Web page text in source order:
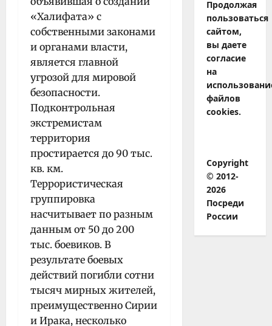
«Халифата» с
собственными законами
и органами власти,
является главной
угрозой для мировой
безопасности.
Подконтрольная
экстремистам
территория
простирается до 90 тыс.
кв. км.
Террористическая
группировка
насчитывает по разным
данным от 50 до 200
тыс. боевиков. В
результате боевых
действий погибли сотни
тысяч мирных жителей,
преимущественно Сирии
и Ирака, несколько
Продолжая
пользоваться
сайтом,
вы даете
согласие
на
файлов
cookies.
Copyright
© 2012-
2026
Посреди
России